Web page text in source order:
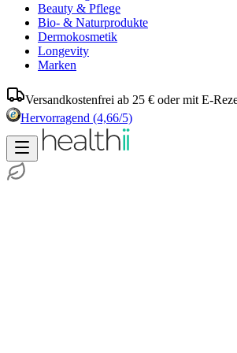
Beauty & Pflege
Bio- & Naturprodukte
Dermokosmetik
Longevity
Marken
Versandkostenfrei ab 25 € oder mit E-
Hervorragend (4,66/5)